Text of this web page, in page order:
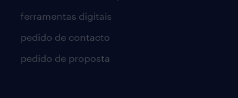
ferramentas digitais
pedido de contacto
pedido de proposta